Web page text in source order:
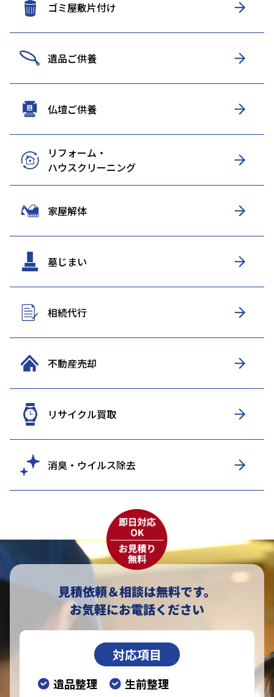
ゴミ屋敷片付け
遺品ご供養
仏壇ご供養
リフォーム・
ハウスクリーニング
家屋解体
墓じまい
相続代行
不動産売却
リサイクル買取
消臭・ウイルス除去
見積依頼＆相談は無料です。
お気軽にお電話ください
対応項目
遺品整理
生前整理